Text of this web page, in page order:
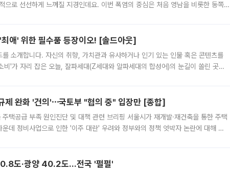
으로 선선하게 느껴질 지경인데요. 이번 폭염의 중심은 처음 영남을 비롯한 동쪽
애' 위한 필수품 등장이오! [솔드아웃]
를 소개합니다. 자신의 취향, 가치관과 유사하거나 인기 있는 인물 혹은 콘텐츠를
'가 자리 잡은 오늘, 잘파세대(Z세대와 알파세대의 합성어)의 눈길이 쏠린 곳은
제 완화 '건의'⋯국토부 "협의 중" 입장만 [종합]
택공급 부족 원인진단 및 대책 관련 브리핑 서울시가 재개발·재건축을 통한 주택
데 정비사업으로 인한 '이주 대란' 우려와 정부와의 정책 엇박자 논란에 대해 정
도·광양 40.2도…전국 '펄펄'